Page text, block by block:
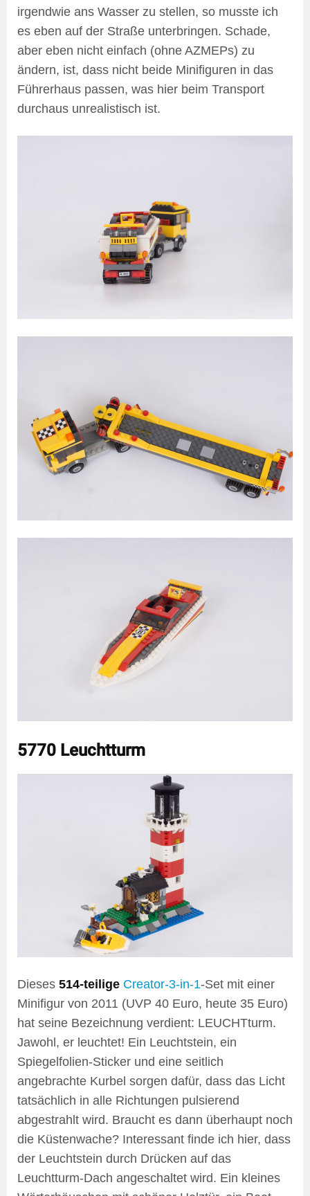
irgendwie ans Wasser zu stellen, so musste ich
es eben auf der Straße unterbringen. Schade,
aber eben nicht einfach (ohne AZMEPs) zu
ändern, ist, dass nicht beide Minifiguren in das
Führerhaus passen, was hier beim Transport
durchaus unrealistisch ist.
5770 Leuchtturm
Dieses 514-teilige Creator-3-in-1-Set mit einer
Minifigur von 2011 (UVP 40 Euro, heute 35 Euro)
hat seine Bezeichnung verdient: LEUCHTturm.
Jawohl, er leuchtet! Ein Leuchtstein, ein
Spiegelfolien-Sticker und eine seitlich
angebrachte Kurbel sorgen dafür, dass das Licht
tatsächlich in alle Richtungen pulsierend
abgestrahlt wird. Braucht es dann überhaupt noch
die Küstenwache? Interessant finde ich hier, dass
der Leuchtstein durch Drücken auf das
Leuchtturm-Dach angeschaltet wird. Ein kleines